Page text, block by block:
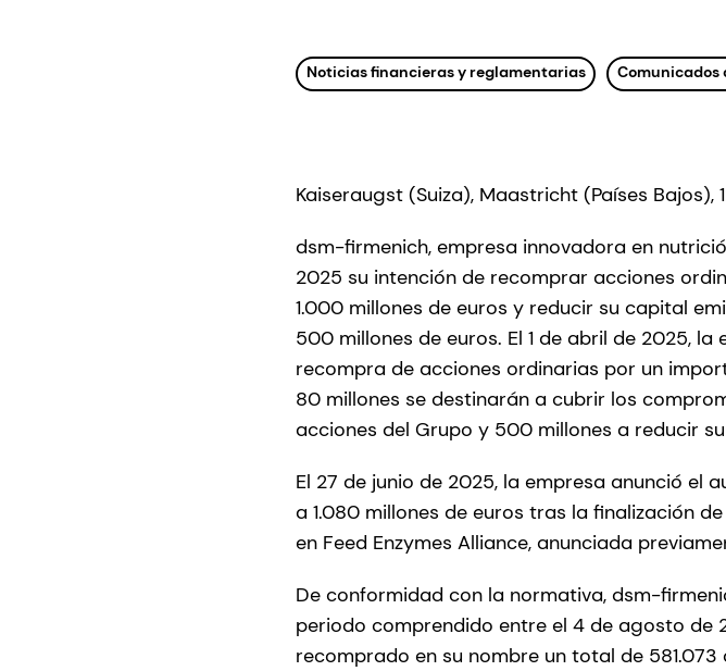
Noticias financieras y reglamentarias Comunicados
Kaiseraugst (Suiza), Maastricht (Países Bajos),
dsm-firmenich, empresa innovadora en
2025 su intención de recomprar acciones
1.000 millones de euros y reducir su capital
500 millones de euros. El 1 de abril de 2025,
recompra de acciones ordinarias por un
80 millones se destinarán a cubrir los
acciones del Grupo y 500 millones a reducir
El 27 de junio de 2025, la empresa anunció
a 1.080 millones de euros tras la finalización
en Feed Enzymes Alliance, anunciada
De conformidad con la normativa, dsm-
periodo comprendido entre el 4 de agosto de
recomprado en su nombre un total de